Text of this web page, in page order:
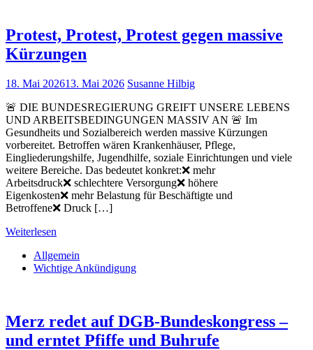
Protest, Protest, Protest gegen massive
Kürzungen
18. Mai 202613. Mai 2026 Susanne Hilbig
🚨 DIE BUNDESREGIERUNG GREIFT UNSERE LEBENS
UND ARBEITSBEDINGUNGEN MASSIV AN 🚨 Im
Gesundheits und Sozialbereich werden massive Kürzungen
vorbereitet. Betroffen wären Krankenhäuser, Pflege,
Eingliederungshilfe, Jugendhilfe, soziale Einrichtungen und viele
weitere Bereiche. Das bedeutet konkret:❌ mehr
Arbeitsdruck❌ schlechtere Versorgung❌ höhere
Eigenkosten❌ mehr Belastung für Beschäftigte und
Betroffene❌ Druck […]
Weiterlesen
Allgemein
Wichtige Ankündigung
Merz redet auf DGB-Bundeskongress –
und erntet Pfiffe und Buhrufe